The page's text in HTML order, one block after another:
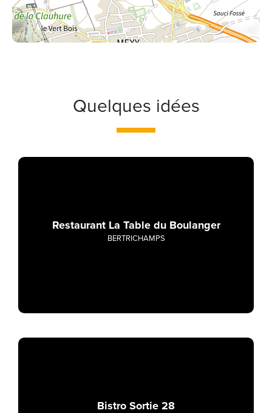
Quelques idées
Restaurant La Table du Boulanger
BERTRICHAMPS
Bistro Sortie 28